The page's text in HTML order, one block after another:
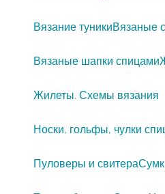
Вязание туникиВязаные
Вязаные шапки спицами
Жилеты. Схемы вязания
Носки, гольфы, чулки
Пуловеры и свитера